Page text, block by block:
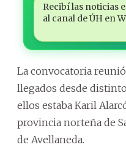
Recibí las noticias
al canal de ÚH en
La convocatoria
llegados desde
ellos estaba Karil
provincia norteña de
de Avellaneda.